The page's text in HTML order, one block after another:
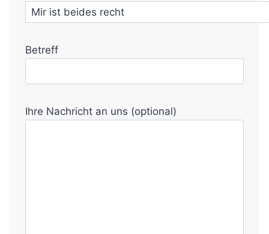
Betreff
Ihre Nachricht an uns (optional)